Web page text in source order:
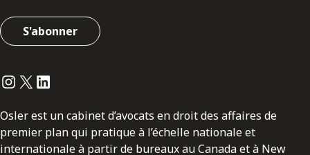
S'abonner
Instagram
Twitter
LinkedIn
Osler est un cabinet d’avocats en droit des affaires de
premier plan qui pratique à l’échelle nationale et
internationale à partir de bureaux au Canada et à New